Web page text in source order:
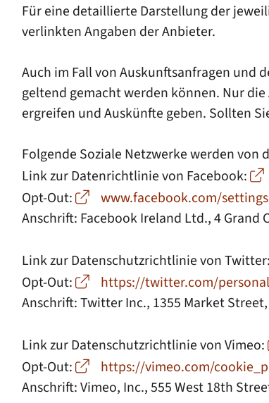
Für eine detaillierte Darstellung der
verlinkten Angaben der Anbieter.
Auch im Fall von Auskunftsanfragen und
geltend gemacht werden können. Nur
ergreifen und Auskünfte geben. Sollten
Folgende Soziale Netzwerke werden von
Link zur Datenrichtlinie von Facebook:
Opt-Out:
www.facebook.com/
Anschrift: Facebook Ireland Ltd., 4 Grand
Link zur Datenschutzrichtlinie von Twitter:
Opt-Out:
https://twitter.com/
Anschrift: Twitter Inc., 1355 Market
Link zur Datenschutzrichtlinie von Vimeo:
Opt-Out:
https://vimeo.com/
Anschrift: Vimeo, Inc., 555 West 18th